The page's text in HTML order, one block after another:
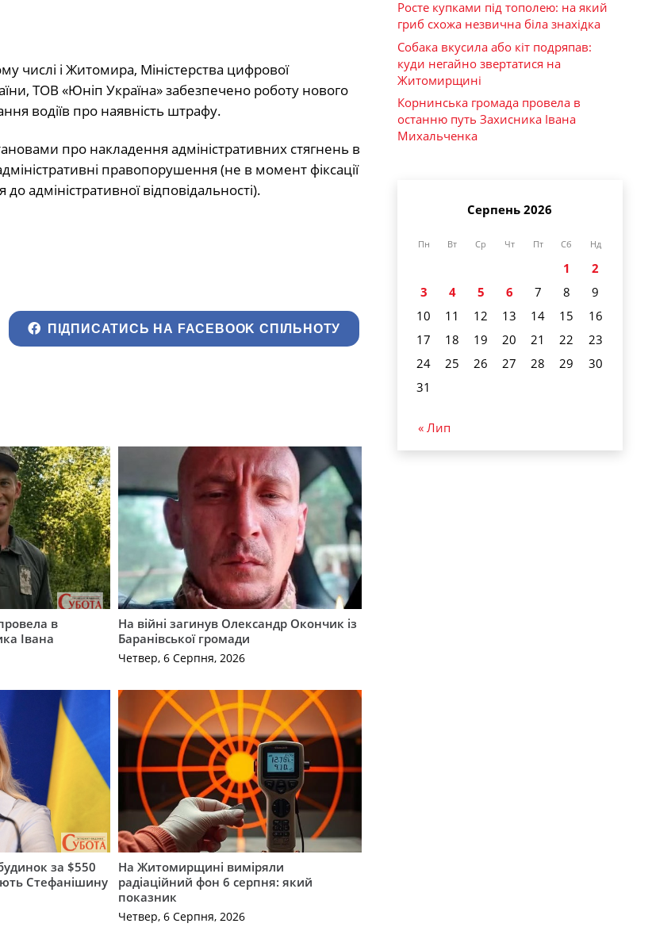
числі і Житомира, Міністерства цифрової
ТОВ «Юніп Україна» забезпечено роботу нового
водіїв про наявність штрафу.
про накладення адміністративних стягнень в
правопорушення (не в момент фіксації
адміністративної відповідальності).
ПІДПИСАТИСЬ НА FACEBOOK СПІЛЬНОТУ
в
Івана
На війні загинув Олександр Окончик із
Баранівської громади
Четвер, 6 Серпня, 2026
за $550
Стефанішину
На Житомирщині виміряли
радіаційний фон 6 серпня: який
показник
Четвер, 6 Серпня, 2026
Росте купками під тополею: на який
гриб схожа незвична біла знахідка
Собака вкусила або кіт подряпав:
куди негайно звертатися на
Житомирщині
Корнинська громада провела в
останню путь Захисника Івана
Михальченка
Серпень 2026
Пн Вт Ср Чт Пт Сб Нд
1
2
3
4 5 6 7 8
9
10
11 12 13 14 15
16
17
18 19 20 21 22
23
24
25 26 27 28 29
30
31
« Лип